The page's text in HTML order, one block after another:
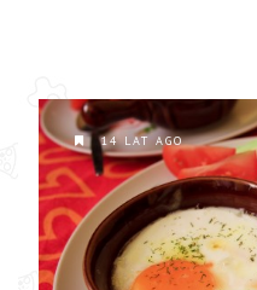
14 LAT AGO